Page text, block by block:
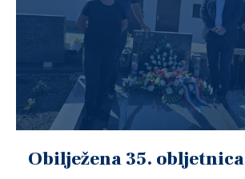
Obilježena 35. obljetnica